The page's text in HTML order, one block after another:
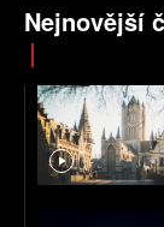
Nejnovější